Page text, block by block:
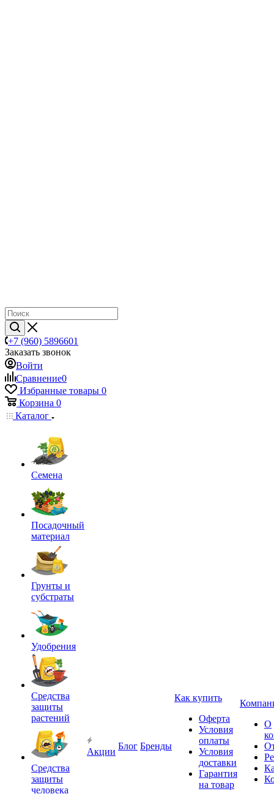
+7 (960) 5896601
Заказать звонок
Войти
Сравнение0
Избранные товары 0
Корзина 0
Каталог
Семена
Посадочный
материал
Грунты и
субстраты
Удобрения
Средства
защиты
растений
Средства
защиты
человека
Акции
Блог Бренды
Как купить
Оферта
Условия
оплаты
Условия
доставки
Гарантия
на товар
О